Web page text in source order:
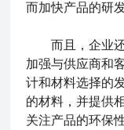
而加快产品的研
而且，企业还
加强与供应商和
计和材料选择的
的材料，并提供
关注产品的环保